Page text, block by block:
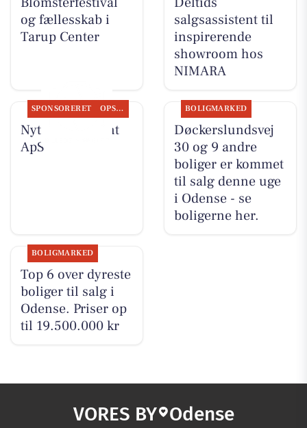
og fællesskab i
Tarup Center
salgsassistent til
inspirerende
showroom hos
NIMARA
SPONSORERET OPSLAGSTAVLEN
Nyt fra Fairpaint
ApS
BOLIGMARKED
Døckerslundsvej
30 og 9 andre
boliger er kommet
til salg denne uge
i Odense - se
boligerne her.
BOLIGMARKED
Top 6 over dyreste
boliger til salg i
Odense. Priser op
til 19.500.000 kr
VORES BY Odense